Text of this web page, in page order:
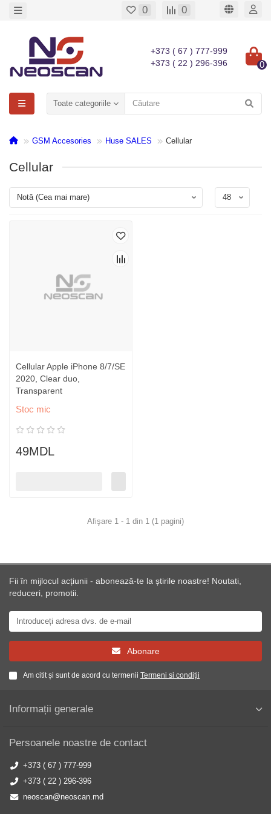
0 0
+373 ( 67 ) 777-999
+373 ( 22 ) 296-396
0
Toate categoriile
GSM Accesories Huse SALES Cellular
Cellular
Cellular Apple iPhone 8/7/SE
2020, Clear duo,
Transparent
Stoc mic
49MDL
Afişare 1 - 1 din 1 (1 pagini)
Fii în mijlocul acțiunii - abonează-te la știrile noastre! Noutati,
reduceri, promotii.
Abonare
Am citit și sunt de acord cu termenii Termeni si condiții
Informații generale
Persoanele noastre de contact
+373 ( 67 ) 777-999
+373 ( 22 ) 296-396
neoscan@neoscan.md